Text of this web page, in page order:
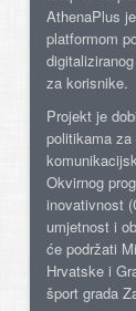
AthenaPlus
platformom
za korisnike.
Projekt je
politikama
Okvirnog
inovativnost
umjetnost i
će podržati
Hrvatske i
šport grada